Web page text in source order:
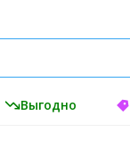
Выгодно